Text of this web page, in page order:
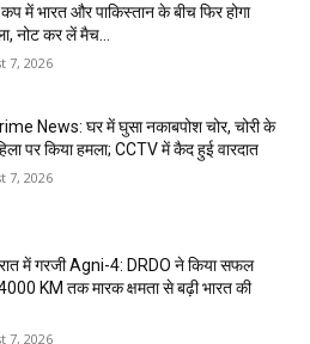
कप में भारत और पाकिस्तान के बीच फिर होगा
नोट कर लें मैच...
7, 2026
News: घर में घुसा नकाबपोश चोर, चोरी के
पर किया हमला; CCTV में कैद हुई वारदात
7, 2026
में गरजी Agni-4: DRDO ने किया सफल
KM तक मारक क्षमता से बढ़ी भारत की
7, 2026